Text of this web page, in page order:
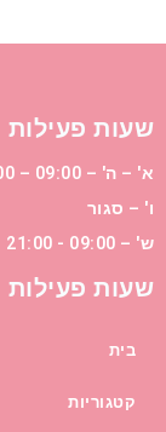
שעות פעילות
א' – ה' – 09:00 – 21:00
ו' – סגור
ש' – 09:00 - 21:00
שעות פעילות
בית
קטגוריות